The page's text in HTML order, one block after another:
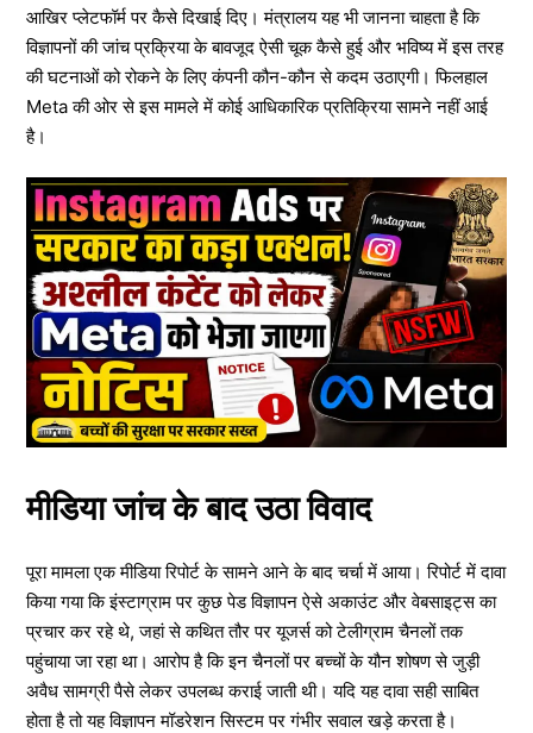
आखिर प्लेटफॉर्म पर कैसे दिखाई दिए। मंत्रालय यह भी जानना चाहता है कि
विज्ञापनों की जांच प्रक्रिया के बावजूद ऐसी चूक कैसे हुई और भविष्य में इस तरह
की घटनाओं को रोकने के लिए कंपनी कौन-कौन से कदम उठाएगी। फिलहाल
Meta की ओर से इस मामले में कोई आधिकारिक प्रतिक्रिया सामने नहीं आई
है।
मीडिया जांच के बाद उठा विवाद
पूरा मामला एक मीडिया रिपोर्ट के सामने आने के बाद चर्चा में आया। रिपोर्ट में दावा
किया गया कि इंस्टाग्राम पर कुछ पेड विज्ञापन ऐसे अकाउंट और वेबसाइट्स का
प्रचार कर रहे थे, जहां से कथित तौर पर यूजर्स को टेलीग्राम चैनलों तक
पहुंचाया जा रहा था। आरोप है कि इन चैनलों पर बच्चों के यौन शोषण से जुड़ी
अवैध सामग्री पैसे लेकर उपलब्ध कराई जाती थी। यदि यह दावा सही साबित
होता है तो यह विज्ञापन मॉडरेशन सिस्टम पर गंभीर सवाल खड़े करता है।